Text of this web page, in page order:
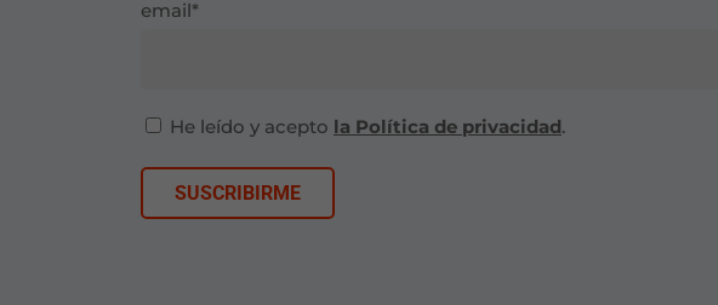
email*
He leído y acepto la Política de privacidad.